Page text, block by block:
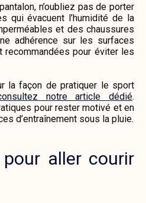
n’oubliez pas de porter
qui évacuent l’humidité de la
et des chaussures
adhérence sur les surfaces
recommandées pour éviter les
la façon de pratiquer le sport
notre article dédié.
pour rester motivé et en
d’entraînement sous la pluie.
aller courir